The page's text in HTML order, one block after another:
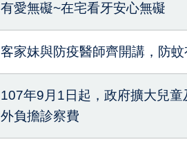
有愛無礙~在宅看牙安心無礙
客家妹與防疫醫師齊開講，防
107年9月1日起，政府擴大兒
外負擔診察費